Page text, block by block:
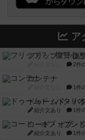
ア
フリップ７：復
2件
コンテナ
1件
ドゥームド・バ
紹介文あり 1件
コード・オブ・
紹介文あり 1件